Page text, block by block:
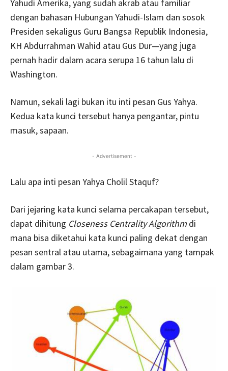
Yahudi Amerika, yang sudah akrab atau familiar
dengan bahasan Hubungan Yahudi-Islam dan sosok
Presiden sekaligus Guru Bangsa Republik Indonesia,
KH Abdurrahman Wahid atau Gus Dur—yang juga
pernah hadir dalam acara serupa 16 tahun lalu di
Washington.
Namun, sekali lagi bukan itu inti pesan Gus Yahya.
Kedua kata kunci tersebut hanya pengantar, pintu
masuk, sapaan.
- Advertisement -
Lalu apa inti pesan Yahya Cholil Staquf?
Dari jejaring kata kunci selama percakapan tersebut,
dapat dihitung Closeness Centrality Algorithm di
mana bisa diketahui kata kunci paling dekat dengan
pesan sentral atau utama, sebagaimana yang tampak
dalam gambar 3.